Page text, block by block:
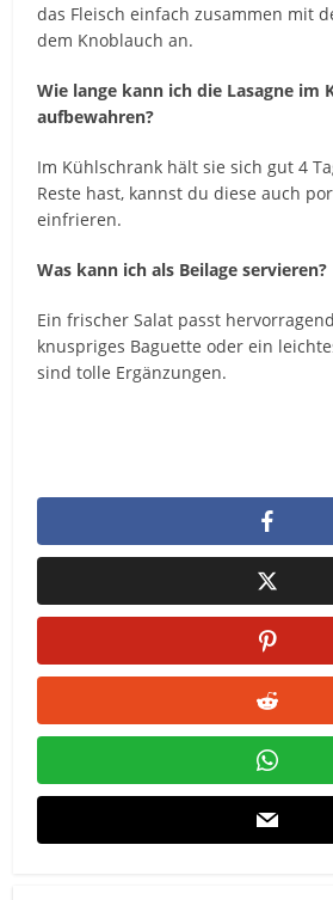
das Fleisch einfach zusammen mit
dem Knoblauch an.
Wie lange kann ich die Lasagne im
aufbewahren?
Im Kühlschrank hält sie sich gut 4
Reste hast, kannst du diese auch
einfrieren.
Was kann ich als Beilage servieren?
Ein frischer Salat passt
knuspriges Baguette oder ein
sind tolle Ergänzungen.